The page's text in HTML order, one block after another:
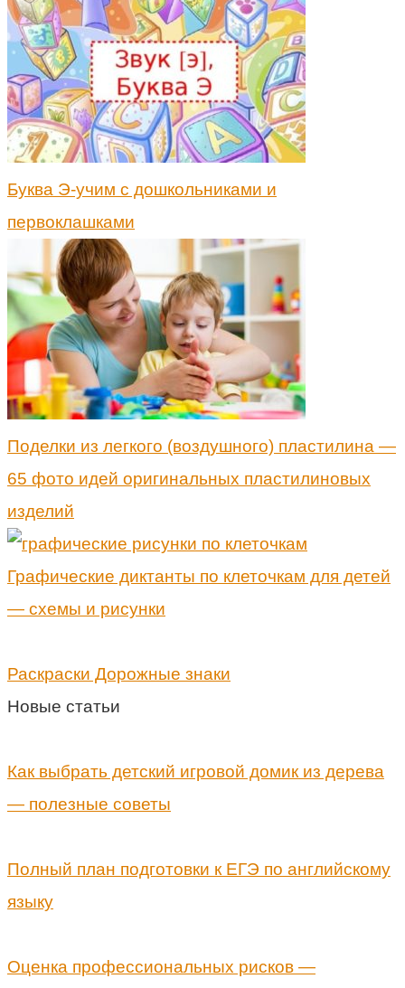
Буква Э-учим с дошкольниками и
первоклашками
Поделки из легкого (воздушного) пластилина —
65 фото идей оригинальных пластилиновых
изделий
Графические диктанты по клеточкам для детей
— схемы и рисунки
Раскраски Дорожные знаки
Новые статьи
Как выбрать детский игровой домик из дерева
— полезные советы
Полный план подготовки к ЕГЭ по английскому
языку
Оценка профессиональных рисков —